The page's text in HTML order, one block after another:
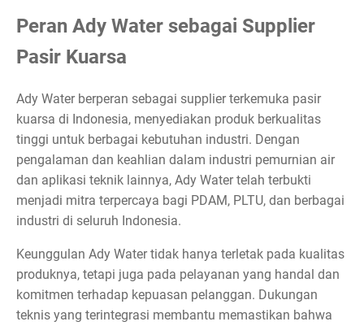
Peran Ady Water sebagai Supplier
Pasir Kuarsa
Ady Water berperan sebagai supplier terkemuka pasir
kuarsa di Indonesia, menyediakan produk berkualitas
tinggi untuk berbagai kebutuhan industri. Dengan
pengalaman dan keahlian dalam industri pemurnian air
dan aplikasi teknik lainnya, Ady Water telah terbukti
menjadi mitra terpercaya bagi PDAM, PLTU, dan berbagai
industri di seluruh Indonesia.
Keunggulan Ady Water tidak hanya terletak pada kualitas
produknya, tetapi juga pada pelayanan yang handal dan
komitmen terhadap kepuasan pelanggan. Dukungan
teknis yang terintegrasi membantu memastikan bahwa